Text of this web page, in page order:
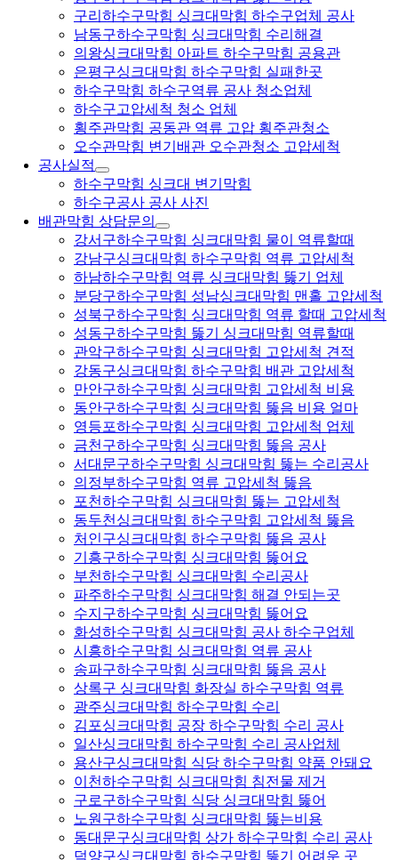
구리하수구막힘 싱크대막힘 하수구업체 공사
남동구하수구막힘 싱크대막힘 수리해결
의왕싱크대막힘 아파트 하수구막힘 공용관
은평구싱크대막힘 하수구막힘 실패한곳
하수구막힘 하수구역류 공사 청소업체
하수구고압세척 청소 업체
횡주관막힘 공동관 역류 고압 횡주관청소
오수관막힘 변기배관 오수관청소 고압세척
공사실적
하수구막힘 싱크대 변기막힘
하수구공사 공사 사진
배관막힘 상담문의
강서구하수구막힘 싱크대막힘 물이 역류할때
강남구싱크대막힘 하수구막힘 역류 고압세척
하남하수구막힘 역류 싱크대막힘 뚫기 업체
분당구하수구막힘 성남싱크대막힘 맨홀 고압세척
성북구하수구막힘 싱크대막힘 역류 할때 고압세척
성동구하수구막힘 뚫기 싱크대막힘 역류할때
관악구하수구막힘 싱크대막힘 고압세척 견적
강동구싱크대막힘 하수구막힘 배관 고압세척
만안구하수구막힘 싱크대막힘 고압세척 비용
동안구하수구막힘 싱크대막힘 뚫음 비용 얼마
영등포하수구막힘 싱크대막힘 고압세척 업체
금천구하수구막힘 싱크대막힘 뚫음 공사
서대문구하수구막힘 싱크대막힘 뚫는 수리공사
의정부하수구막힘 역류 고압세척 뚫음
포천하수구막힘 싱크대막힘 뚫는 고압세척
동두천싱크대막힘 하수구막힘 고압세척 뚫음
처인구싱크대막힘 하수구막힘 뚫음 공사
기흥구하수구막힘 싱크대막힘 뚫어요
부천하수구막힘 싱크대막힘 수리공사
파주하수구막힘 싱크대막힘 해결 안되는곳
수지구하수구막힘 싱크대막힘 뚫어요
화성하수구막힘 싱크대막힘 공사 하수구업체
시흥하수구막힘 싱크대막힘 역류 공사
송파구하수구막힘 싱크대막힘 뚫음 공사
상록구 싱크대막힘 화장실 하수구막힘 역류
광주싱크대막힘 하수구막힘 수리
김포싱크대막힘 공장 하수구막힘 수리 공사
일산싱크대막힘 하수구막힘 수리 공사업체
용산구싱크대막힘 식당 하수구막힘 약품 안돼요
이천하수구막힘 싱크대막힘 침전물 제거
구로구하수구막힘 식당 싱크대막힘 뚫어
노원구하수구막힘 싱크대막힘 뚫는비용
동대문구싱크대막힘 상가 하수구막힘 수리 공사
덕양구싱크대막힘 하수구막힘 뚫기 어려운 곳